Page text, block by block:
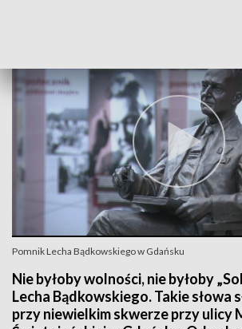
Pomnik Lecha Bądkowskiego w Gdańsku
Nie byłoby wolności, nie byłoby
Lecha Bądkowskiego. Takie słowa
przy niewielkim skwerze przy ulicy